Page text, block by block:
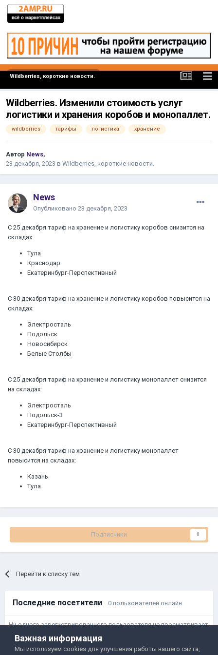
Wildberries, короткие новости.
Wildberries. Изменили стоимость услуг
логистики и хранения коробов и монопаллет.
wildberries тарифы логистика хранение
Автор News,
23 декабря, 2023 в Wildberries, короткие новости.
News
Опубликовано 23 декабря, 2023
С 25 декабря тариф на хранение и логистику коробов снизится на
складах:
Тула
Краснодар
Екатеринбург-Перспективный
С 30 декабря тариф на хранение и логистику коробов повысится на
складах:
Электросталь
Подольск
Новосибирск
Белые Столбы
С 25 декабря тариф на хранение и логистику монопаллет снизится
на складах:
Электросталь
Подольск-3
Екатеринбург-Перспективный
С 30 декабря тариф на хранение и логистику монопаллет
повысится на складах:
Казань
Тула
Подписчики 0
Перейти к списку тем
Последние посетители 0 пользователей онлайн
Ни одного зарегистрированного пользователя не просматривает
данную страницу
Важная информация
Мы используем cookies для улучшения работы нашего сайта,